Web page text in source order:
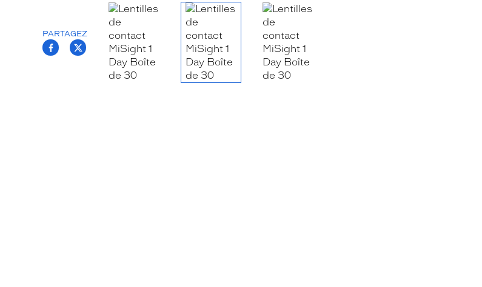
PARTAGEZ
T.PROJECT.KRYS.FRONT.SHARE_FACEBOOK_TITLE
T.PROJECT.KRYS.FRONT.SHARE_TWITTER_TITLE